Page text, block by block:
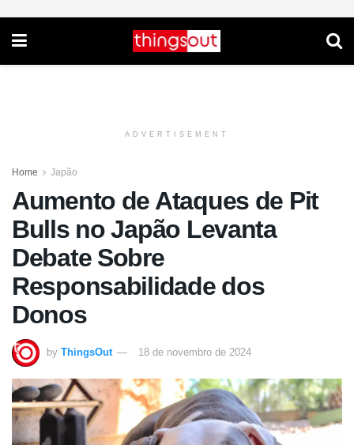
ADVERTISEMENT
Home Japão
Aumento de Ataques de Pit
Bulls no Japão Levanta
Debate Sobre
Responsabilidade dos
Donos
by ThingsOut 18 de novembro de 2024